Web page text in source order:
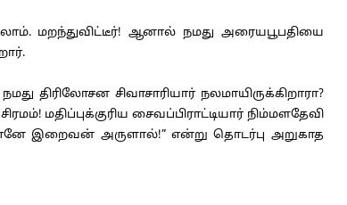
மறந்துவிட்டீர்! ஆனால் நமது அரையபூபதியை
சிவாசாரியார் நலமாயிருக்கிறாரா?
மதிப்புக்குரிய சைவப்பிராட்டியார் நிம்மளதேவி
இறைவன் அருளால்!” என்று தொடர்பு அறுகாத